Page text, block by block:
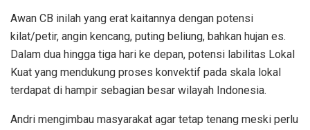
Awan CB inilah yang erat kaitannya dengan potensi
kilat/petir, angin kencang, puting beliung, bahkan hujan es.
Dalam dua hingga tiga hari ke depan, potensi labilitas Lokal
Kuat yang mendukung proses konvektif pada skala lokal
terdapat di hampir sebagian besar wilayah Indonesia.
Andri mengimbau masyarakat agar tetap tenang meski perlu